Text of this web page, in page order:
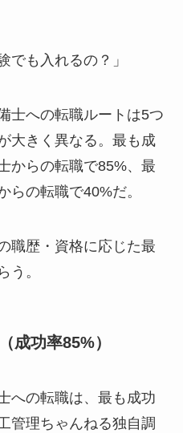
でも入れるの？」
士への転職ルートは5つ
大きく異なる。最も成
からの転職で85%、最
らの転職で40%だ。
職歴・資格に応じた最
う。
成功率85%）
への転職は、最も成功
管理ちゃんねる独自調